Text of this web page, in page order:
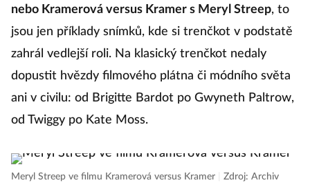
nebo Kramerová versus Kramer s Meryl Streep, to
jsou jen příklady snímků, kde si trenčkot v podstatě
zahrál vedlejší roli. Na klasický trenčkot nedaly
dopustit hvězdy filmového plátna či módního světa
ani v civilu: od Brigitte Bardot po Gwyneth Paltrow,
od Twiggy po Kate Moss.
Meryl Streep ve filmu Kramerová versus Kramer
Zdroj: Archiv